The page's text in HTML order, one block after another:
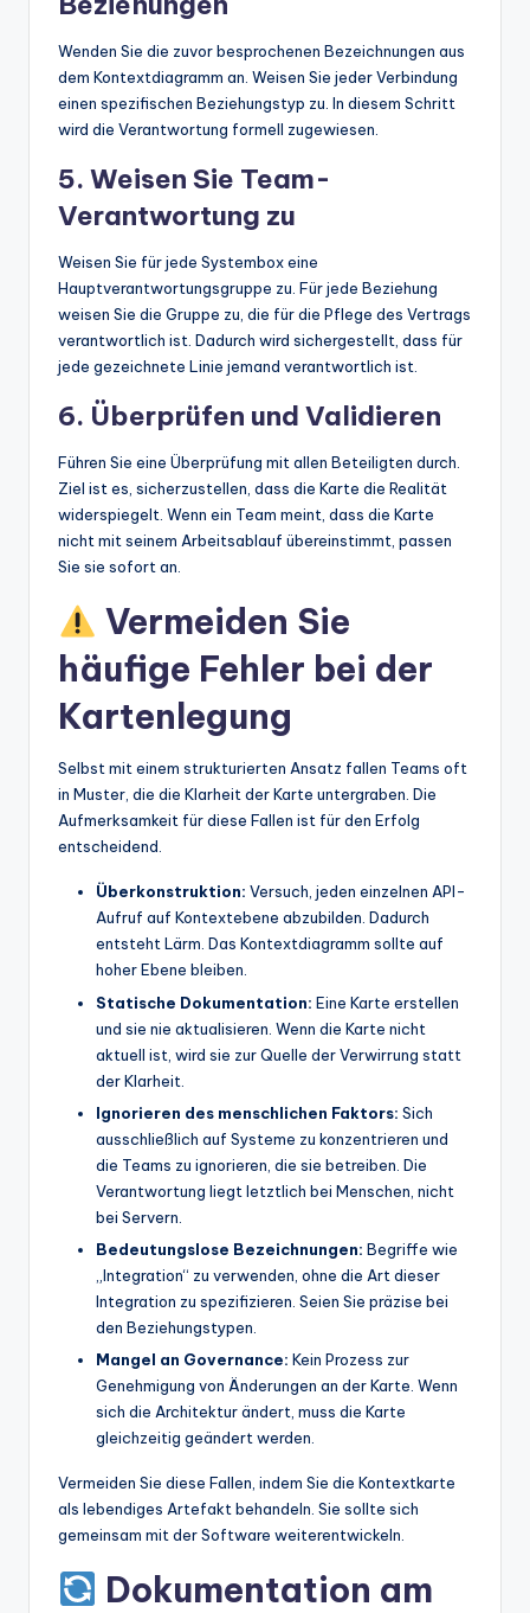
Wenden Sie die zuvor besprochenen Bezeichnungen aus
dem Kontextdiagramm an. Weisen Sie jeder Verbindung
einen spezifischen Beziehungstyp zu. In diesem Schritt
wird die Verantwortung formell zugewiesen.
5. Weisen Sie Team-
Verantwortung zu
Weisen Sie für jede Systembox eine
Hauptverantwortungsgruppe zu. Für jede Beziehung
weisen Sie die Gruppe zu, die für die Pflege des Vertrags
verantwortlich ist. Dadurch wird sichergestellt, dass für
jede gezeichnete Linie jemand verantwortlich ist.
6. Überprüfen und Validieren
Führen Sie eine Überprüfung mit allen Beteiligten durch.
Ziel ist es, sicherzustellen, dass die Karte die Realität
widerspiegelt. Wenn ein Team meint, dass die Karte
nicht mit seinem Arbeitsablauf übereinstimmt, passen
Sie sie sofort an.
Vermeiden Sie
häufige Fehler bei der
Kartenlegung
Selbst mit einem strukturierten Ansatz fallen Teams oft
in Muster, die die Klarheit der Karte untergraben. Die
Aufmerksamkeit für diese Fallen ist für den Erfolg
entscheidend.
Überkonstruktion: Versuch, jeden einzelnen API-
Aufruf auf Kontextebene abzubilden. Dadurch
entsteht Lärm. Das Kontextdiagramm sollte auf
hoher Ebene bleiben.
Statische Dokumentation: Eine Karte erstellen
und sie nie aktualisieren. Wenn die Karte nicht
aktuell ist, wird sie zur Quelle der Verwirrung statt
der Klarheit.
Ignorieren des menschlichen Faktors: Sich
ausschließlich auf Systeme zu konzentrieren und
die Teams zu ignorieren, die sie betreiben. Die
Verantwortung liegt letztlich bei Menschen, nicht
bei Servern.
Bedeutungslose Bezeichnungen: Begriffe wie
„Integration“ zu verwenden, ohne die Art dieser
Integration zu spezifizieren. Seien Sie präzise bei
den Beziehungstypen.
Mangel an Governance: Kein Prozess zur
Genehmigung von Änderungen an der Karte. Wenn
sich die Architektur ändert, muss die Karte
gleichzeitig geändert werden.
Vermeiden Sie diese Fallen, indem Sie die Kontextkarte
als lebendiges Artefakt behandeln. Sie sollte sich
gemeinsam mit der Software weiterentwickeln.
Dokumentation am